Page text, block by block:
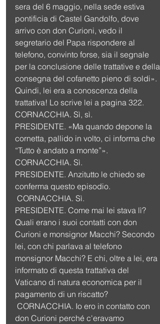
sera del 6 maggio, nella sede estiva
pontificia di Castel Gandolfo, dove
arrivo con don Curioni, vedo il
segretario del Papa rispondere al
telefono, convinto forse, sia il segnale
per la conclusione delle trattative e della
consegna del cofanetto pieno di soldi».
Quindi, lei era a conoscenza della
trattativa! Lo scrive lei a pagina 322.
CORNACCHIA. Sì, sì.
PRESIDENTE. «Ma quando depone la
cornetta, pallido in volto, ci informa che
“Tutto è andato a monte”».
CORNACCHIA. Sì.
PRESIDENTE. Anzitutto le chiedo se
conferma questo episodio.
CORNACCHIA. Sì.
PRESIDENTE. Come mai lei stava lì?
Quali erano i suoi contatti con don
Curioni e monsignor Macchi? Secondo
lei, con chi parlava al telefono
monsignor Macchi? E chi, oltre a lei, era
informato di questa trattativa del
Vaticano di natura economica per il
pagamento di un riscatto?
don Curioni perché c'eravamo